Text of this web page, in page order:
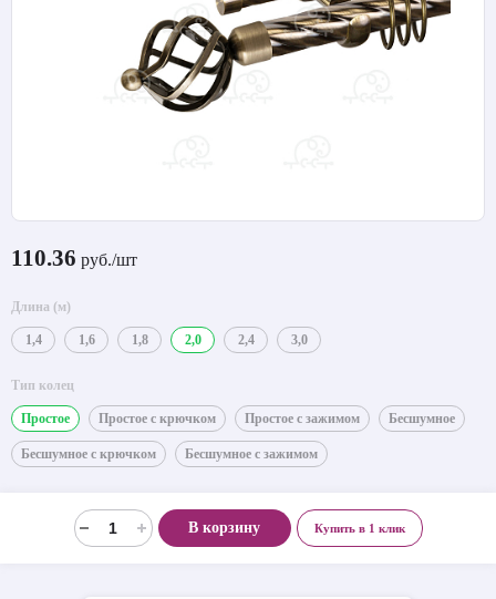
110.36 руб./шт
Длина (м)
1,4 1,6 1,8 2,0 2,4 3,0
Тип колец
Простое Простое с крючком Простое с зажимом Бесшумное
Бесшумное с крючком Бесшумное с зажимом
В корзину Купить в 1 клик